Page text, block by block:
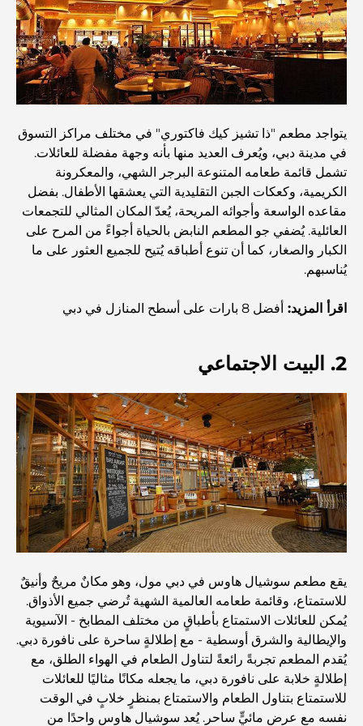
الرائع والمناظر الطبيعية الساحرة
مطاعم بإطلالة على برج العرب: تجربة طعام استثنائية في دبي
المطاعم الإيطالية في وسط مدينة دبي: تذوق إيطاليا في قلب
المدينة
أفضل 7 نوادي رياضية في دبي هيلز: اللياقة البدنية في أبهى
صورها
الدليل الأمثل لمطاعم الطعام الفاخر في نخلة جميرا
اكتشف أفضل وجبة إفطار في منطقة الخليج التجاري، دبي
المستشفيات الحكومية في دبي: رعاية صحية شاملة للجميع
أغلى سيارة لامبورغيني على الإطلاق: قائمة هواة الجمع
أغلى مدارس جيمس في دبي: دليل شامل للآباء
أفضل المدارس القريبة من داماك هيلز 2: دليل للعائلات
أفضل المطاعم الهندية في دبي: رحلة طهي
اكتشف ممشى نخلة جميرا: جولة بين الفخامة والإطلالات الخلابة
يتواجد مطعم "ذا تشيز كيك فاكتوري" في مختلف مراكز التسوق
في مدينة دبي، ويُعرف العديد منها بأنه وجهة مفضلة للعائلات.
تشمل قائمة طعامه المتنوعة البرجر الشهي، والمعكرونة
الكريمية، وكعكات الجبن التقليدية التي يعشقها الأطفال. بفضل
مقاعده الواسعة وأجوائه المريحة، يُعدّ المكان المثالي للتجمعات
العائلية. يُضفي جو المطعم النابض بالحياة أجواءً من المرح على
الكبار والصغار، كما أن تنوع أطباقه يُتيح للجميع العثور على ما
يُناسبهم.
اقرأ المزيد: أفضل 8 بارات على أسطح المنازل في دبي
2. البيت الاجتماعي
يقع مطعم سوشيال هاوس في دبي مول، وهو مكانٌ مريحٌ وأنيقٌ
للاستمتاع، وقائمة طعامه العالمية الشهية تُرضي جميع الأذواق.
يُمكن للعائلات الاستمتاع بأطباقٍ من مختلف المطابخ - الآسيوية
والإيطالية والشرق أوسطية - مع إطلالةٍ ساحرة على نافورة دبي.
يُقدم المطعم تجربةً رائعةً لتناول الطعام في الهواء الطلق، مع
إطلالةٍ خلابة على نافورة دبي، ما يجعله مكانًا مثاليًا للعائلات
للاستمتاع بتناول الطعام والاستمتاع بمنظرٍ خلابٍ في الوقت
نفسه مع عرضٍ مائيٍّ ساحر. يُعد سوشيال هاوس واحدًا من